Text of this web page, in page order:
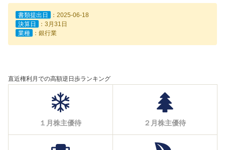
書類提出日
：2025-06-18
決算日
：3月31日
業種
：銀行業
直近権利月での高額逆日歩ランキング
１月株主優待 ２月株主優待